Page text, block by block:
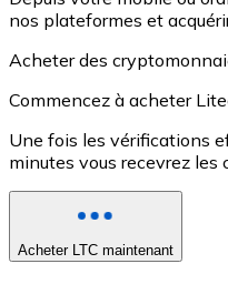
nos plateformes et
Acheter des
Commencez à acheter
Une fois les vérifications
minutes vous recevrez
Acheter LTC maintenant